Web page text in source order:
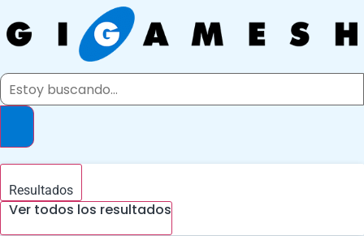
al
contenido
Search
Resultados
Ver todos los resultados